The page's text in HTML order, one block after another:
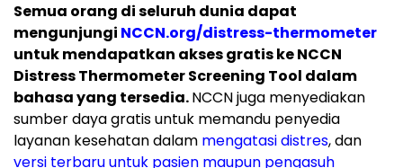
Semua orang di seluruh dunia dapat
mengunjungi NCCN.org/distress-thermometer
untuk mendapatkan akses gratis ke NCCN
Distress Thermometer Screening Tool dalam
bahasa yang tersedia.NCCN juga menyediakan
sumber daya gratis untuk memandu penyedia
layanan kesehatan dalam mengatasi distres, dan
versi terbaru untuk pasien maupun pengasuh